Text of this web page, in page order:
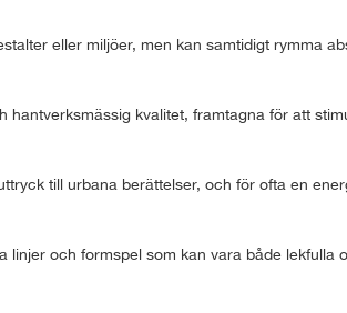
eller miljöer, men kan samtidigt rymma
hantverksmässig kvalitet, framtagna för att
till urbana berättelser, och för ofta en
linjer och formspel som kan vara både lekfulla